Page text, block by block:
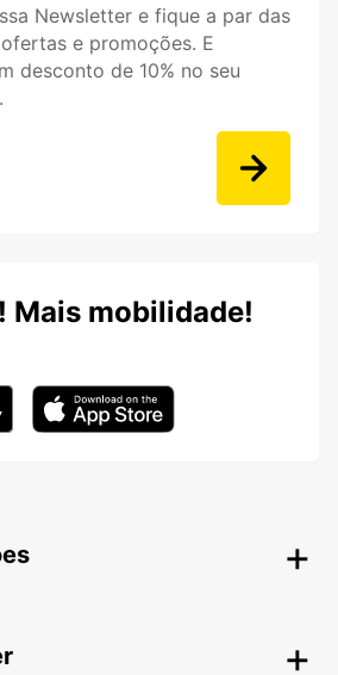
Newsletter e fique a par das
e promoções. E
desconto de 10% no seu
Mais mobilidade!